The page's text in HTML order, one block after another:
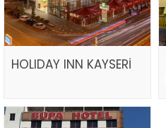
HOLIDAY INN KAYSERİ